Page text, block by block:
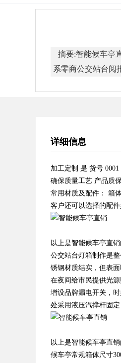
摘要:智能候车亭
系零商公交站台阅
详细信息
加工定制 是 货号
确保质量工艺 产品质
常用材质及配件： 箱
客户还可以选择的配
以上是智能候车亭直
公交站台灯箱制作是
锈钢材质结实，但表
在夜间给市民提供光
增设品牌漏电开关，
处采用液压汽撑杆固
以上是智能候车亭直
候车亭常规箱体尺寸